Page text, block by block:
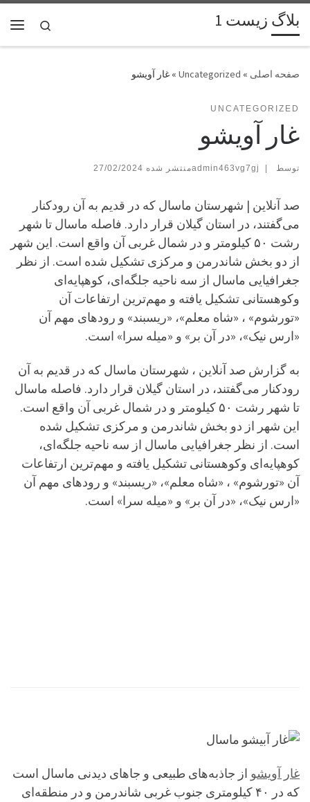
پرش به محتوا بلاگ زیست 1
Search
»
Uncategorized
» غار آویشو
UNCATEGORIZED
غار آویشو
توسط admin463vg7gj |
27/02/2024
صد آنلاین | شهرستان ماسال که در قدیم به آن رودکنار
می‌گفتند، در استان گیلان قرار دارد. فاصله‌ ماسال تا شهر
رشت ۵۰ کیلومتر و در شمال غربی آن واقع است. این شهر
از دو بخش شاندرمن و مرکزی تشکیل شده است. از نظر
جغرافیایی ماسال از سه ناحیه جلگه‌ای، کوهپایه‌ای
وکوهستانی تشکیل یافته و مهم‌ترین ارتفاعات آن
«تورشوم» ، «شاه معلم»، «ریسبند» و رودهای مهم آن
«ارس نیک»، «در آن بر» و «میله سرا» است.
به گزارش صد آنلاین ، شهرستان ماسال که در قدیم به آن
رودکنار می‌گفتند، در استان گیلان قرار دارد. فاصله‌ ماسال
تا شهر رشت ۵۰ کیلومتر و در شمال غربی آن واقع است.
این شهر از دو بخش شاندرمن و مرکزی تشکیل شده
است. از نظر جغرافیایی ماسال از سه ناحیه جلگه‌ای،
کوهپایه‌ای وکوهستانی تشکیل یافته و مهم‌ترین ارتفاعات
آن «تورشوم» ، «شاه معلم»، «ریسبند» و رودهای مهم آن
«ارس نیک»، «در آن بر» و «میله سرا» است.
غار آویشو از جاذبه‌های طبیعی و جاهای دیدنی ماسال است
که در ۴۰ کیلومتری جنوب غربی شاندرمن و در منطقه‌ای